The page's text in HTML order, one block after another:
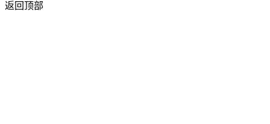
返回顶部